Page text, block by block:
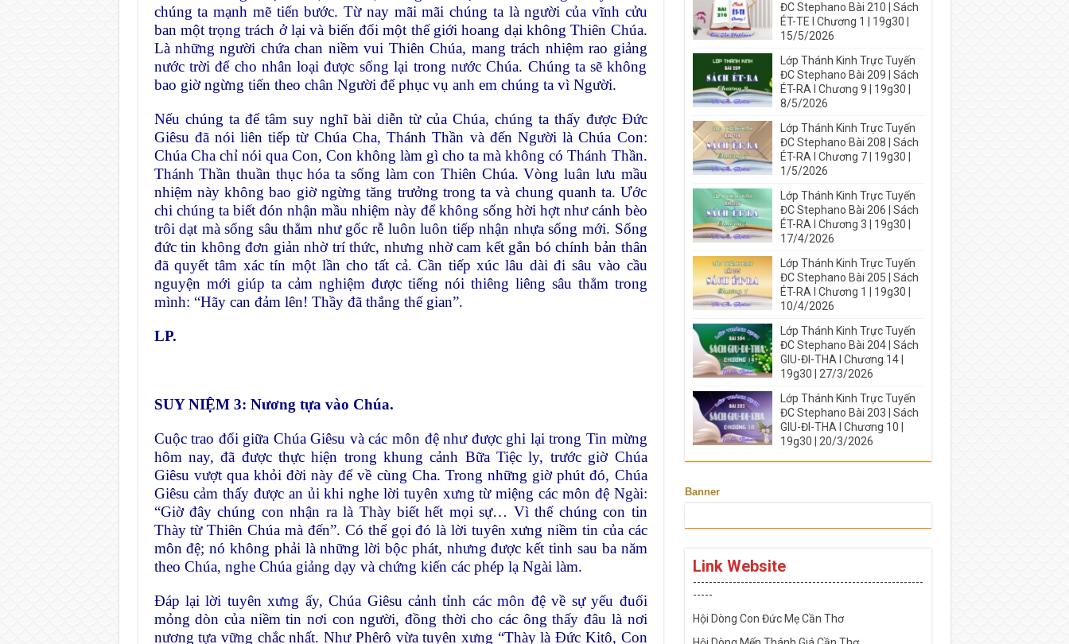
chúng ta mạnh mẽ tiến bước. Từ nay mãi mãi chúng ta là người của vĩnh cửu
ban một trọng trách ở lại và biến đổi một thế giới hoang dại không Thiên Chúa.
Là những người chứa chan niềm vui Thiên Chúa, mang trách nhiệm rao giảng
nước trời để cho nhân loại được sống lại trong nước Chúa. Chúng ta sẽ không
bao giờ ngừng tiến theo chân Người để phục vụ anh em chúng ta vì Người.
Nếu chúng ta để tâm suy nghĩ bài diễn từ của Chúa, chúng ta thấy được Đức
Giêsu đã nói liên tiếp từ Chúa Cha, Thánh Thần và đến Người là Chúa Con:
Chúa Cha chỉ nói qua Con, Con không làm gì cho ta mà không có Thánh Thần.
Thánh Thần thuần thục hóa ta sống làm con Thiên Chúa. Vòng luân lưu mầu
nhiệm này không bao giờ ngừng tăng trưởng trong ta và chung quanh ta. Ước
chi chúng ta biết đón nhận mầu nhiệm này để không sống hời hợt như cánh bèo
trôi dạt mà sống sâu thẳm như gốc rễ luôn luôn tiếp nhận nhựa sống mới. Sống
đức tin không đơn giản nhờ trí thức, nhưng nhờ cam kết gắn bó chính bản thân
đã quyết tâm xác tín một lần cho tất cả. Cần tiếp xúc lâu dài đi sâu vào cầu
nguyện mới giúp ta cảm nghiệm được tiếng nói thiêng liêng sâu thẳm trong
mình: “Hãy can đảm lên! Thầy đã thắng thế gian”.
LP.
SUY NIỆM 3: Nương tựa vào Chúa.
Cuộc trao đổi giữa Chúa Giêsu và các môn đệ như được ghi lại trong Tin mừng
hôm nay, đã được thực hiện trong khung cảnh Bữa Tiệc ly, trước giờ Chúa
Giêsu vượt qua khỏi đời này để về cùng Cha. Trong những giờ phút đó, Chúa
Giêsu cảm thấy được an ủi khi nghe lời tuyên xưng từ miệng các môn đệ Ngài:
“Giờ đây chúng con nhận ra là Thày biết hết mọi sự… Vì thế chúng con tin
Thày từ Thiên Chúa mà đến”. Có thể gọi đó là lời tuyên xưng niềm tin của các
môn đệ; nó không phải là những lời bộc phát, nhưng được kết tinh sau ba năm
theo Chúa, nghe Chúa giảng dạy và chứng kiến các phép lạ Ngài làm.
Đáp lại lời tuyên xưng ấy, Chúa Giêsu cảnh tỉnh các môn đệ về sự yếu đuối
mỏng dòn của niềm tin nơi con người, đồng thời cho các ông thấy đâu là nơi
nương tựa vững chắc nhất. Như Phêrô vừa tuyên xưng “Thày là Đức Kitô, Con
ĐC Stephano Bài 210 | Sách
ÉT-TE I Chương 1 | 19g30 |
15/5/2026
Lớp Thánh Kinh Trực Tuyến
ĐC Stephano Bài 209 | Sách
ÉT-RA I Chương 9 | 19g30 |
8/5/2026
Lớp Thánh Kinh Trực Tuyến
ĐC Stephano Bài 208 | Sách
ÉT-RA I Chương 7 | 19g30 |
1/5/2026
Lớp Thánh Kinh Trực Tuyến
ĐC Stephano Bài 206 | Sách
ÉT-RA I Chương 3 | 19g30 |
17/4/2026
Lớp Thánh Kinh Trực Tuyến
ĐC Stephano Bài 205 | Sách
ÉT-RA I Chương 1 | 19g30 |
10/4/2026
Lớp Thánh Kinh Trực Tuyến
ĐC Stephano Bài 204 | Sách
GIU-ĐI-THA I Chương 14 |
19g30 | 27/3/2026
Lớp Thánh Kinh Trực Tuyến
ĐC Stephano Bài 203 | Sách
GIU-ĐI-THA I Chương 10 |
19g30 | 20/3/2026
Banner
Link Website
----------------------------------------------------------
-----
Hội Dòng Con Đức Mẹ Cần Thơ